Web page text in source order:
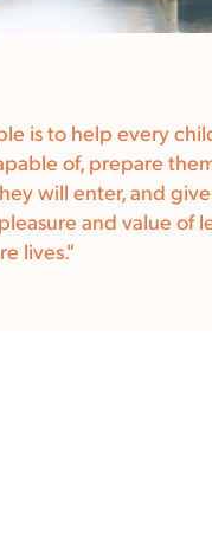
is to help every
of, prepare
will enter, and
and value of
lives."